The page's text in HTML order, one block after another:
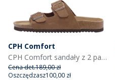
CPH Comfort
CPH Comfort sandały z 2 paskami kolor Camel
Cena det.189,00 zł
Oszczędzasz100,00 zł